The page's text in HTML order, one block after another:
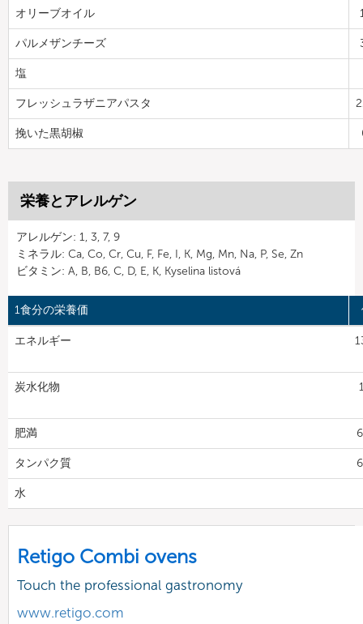
オリーブオイル
パルメザンチーズ
塩
フレッシュラザニアパスタ
挽いた黒胡椒
栄養とアレルゲン
アレルゲン: 1, 3, 7, 9
ミネラル: Ca, Co, Cr, Cu, F, Fe, I, K, Mg, Mn, Na, P, Se, Zn
ビタミン: A, B, B6, C, D, E, K, Kyselina listová
1食分の栄養価
エネルギー
炭水化物
肥満
タンパク質
水
Retigo Combi ovens
Touch the professional gastronomy
www.retigo.com